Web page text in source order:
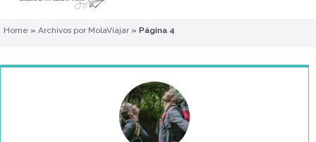
Home » Archivos por MolaViajar » Página 4